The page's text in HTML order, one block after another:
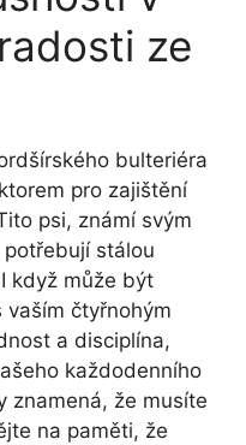
ze
bulteriéra
pro zajištění
psi, známí svým
stálou
když ⁤může být
vaším čtyřnohým
a disciplína,
každodenního
znamená, že musíte
na paměti, ‌že